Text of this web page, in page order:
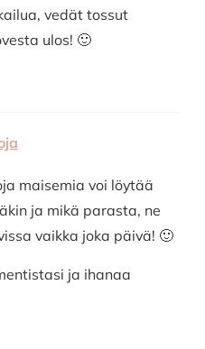
vedät tossut
ulos! 🙂
maisemia voi löytää
ja mikä parasta, ne
vaikka joka päivä! 🙂
ja ihanaa